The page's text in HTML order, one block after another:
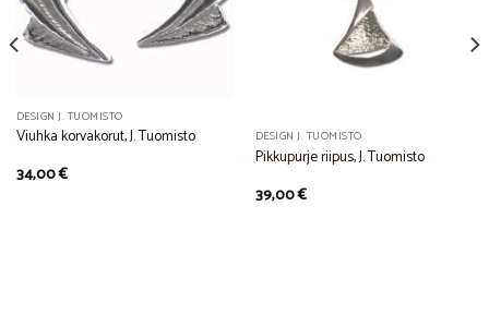
Wishlist
DESIGN J. TUOMISTO
Viuhka korvakorut, J. Tuomisto
34,00€
DESIGN J. TUOMISTO
Pikkupurje riipus, J. Tuomisto
39,00€